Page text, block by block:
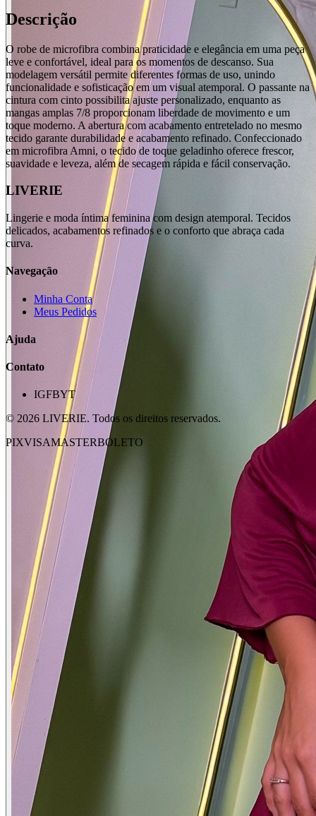
Descrição
O robe de microfibra combina praticidade e elegância em uma peça
leve e confortável, ideal para os momentos de descanso. Sua
modelagem versátil permite diferentes formas de uso, unindo
funcionalidade e sofisticação em um visual atemporal. O passante na
cintura com cinto possibilita ajuste personalizado, enquanto as
mangas amplas 7/8 proporcionam liberdade de movimento e um
toque moderno. A abertura com acabamento entretelado no mesmo
tecido garante durabilidade e acabamento refinado. Confeccionado
em microfibra Amni, o tecido de toque geladinho oferece frescor,
suavidade e leveza, além de secagem rápida e fácil conservação.
LIVERIE
Lingerie e moda íntima feminina com design atemporal. Tecidos
delicados, acabamentos refinados e o conforto que abraça cada
curva.
Navegação
Minha Conta
Meus Pedidos
Ajuda
Contato
IGFBYT
© 2026 LIVERIE. Todos os direitos reservados.
PIXVISAMASTERBOLETO